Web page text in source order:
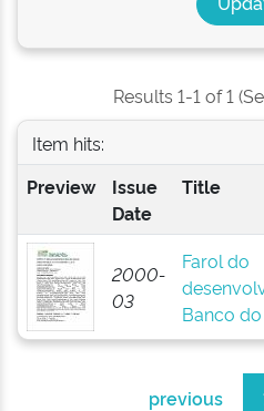
Results 1-1 of 1
Item hits:
Preview
Issue
Date
Title
2000-
03
Farol do
Banco
previous